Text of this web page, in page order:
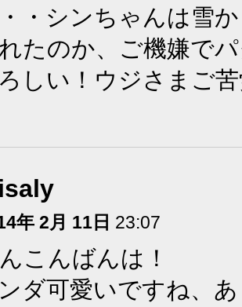
・シンちゃんは雪
たのか、ご機嫌で
しい！ウジさまご
年 2月 11日 23:07
こんばんは！
ダ可愛いですね、